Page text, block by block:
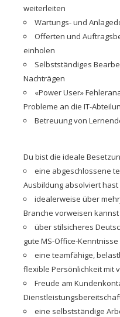
weiterleiten
Wartungs- und
Offerten und
einholen
Selbstständiges
Nachträgen
«Power User»
Probleme an die IT-
Betreuung von
Du bist die ideale
eine abgeschlossene
Ausbildung absolviert hast
idealerweise über
Branche vorweisen kannst
über stilsicheres
gute MS-Office-
eine teamfähige,
flexible Persönlichkeit mit
Freude am
eine selbstständige